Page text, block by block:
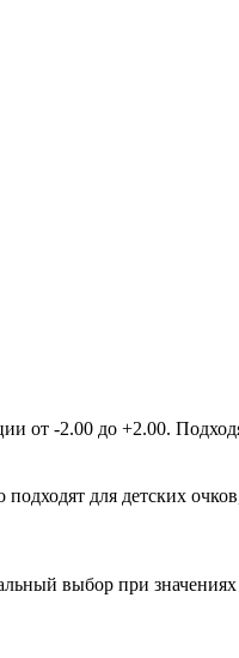
-2.00 до +2.00.
для детских
выбор при